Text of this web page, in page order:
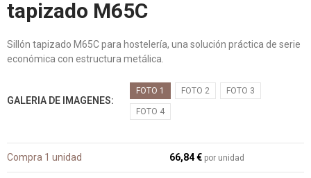
tapizado M65C
Sillón tapizado M65C para hostelería, una solución práctica de serie
económica con estructura metálica.
GALERIA DE IMAGENES
FOTO 1 FOTO 2 FOTO 3
FOTO 4
Compra 1 unidad 66,84 € por unidad